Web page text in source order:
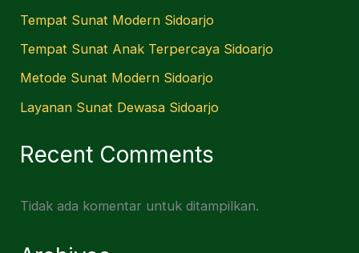
Tempat Sunat Modern Sidoarjo
Tempat Sunat Anak Terpercaya Sidoarjo
Metode Sunat Modern Sidoarjo
Layanan Sunat Dewasa Sidoarjo
Recent Comments
Tidak ada komentar untuk ditampilkan.